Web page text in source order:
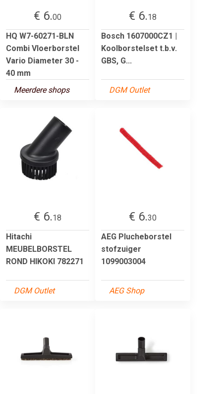
€ 6.00
HQ W7-60271-BLN
Combi Vloerborstel
Vario Diameter 30 -
40 mm
Meerdere shops
€ 6.18
Bosch 1607000CZ1 |
Koolborstelset t.b.v.
GBS, G...
DGM Outlet
€ 6.18
Hitachi
MEUBELBORSTEL
ROND HIKOKI 782271
DGM Outlet
€ 6.30
AEG Plucheborstel
stofzuiger
1099003004
AEG Shop